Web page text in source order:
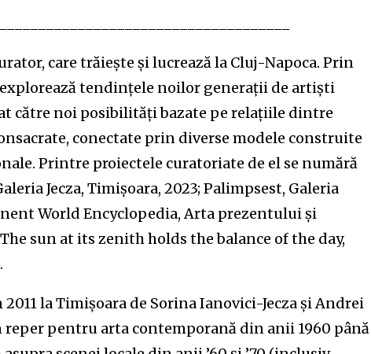
care trăiește și lucrează la Cluj-Napoca. Prin
tendințele noilor generații de artiști
către noi posibilități bazate pe relațiile dintre
conectate prin diverse modele construite
Printre proiectele curatoriate de el se numără
Jecza, Timișoara, 2023; Palimpsest, Galeria
World Encyclopedia, Arta prezentului și
sun at its zenith holds the balance of the day,
la Timișoara de Sorina Ianovici-Jecza și Andrei
reper pentru arta contemporană din anii 1960 până